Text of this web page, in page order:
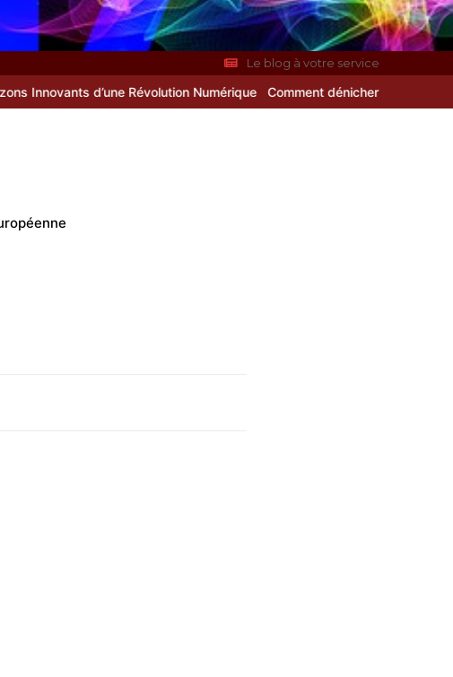
Le blog à votre service
Révolution Numérique Comment dénicher l’assurance idéale en